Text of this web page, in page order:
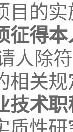
目的实
征得
人除
相关
技术